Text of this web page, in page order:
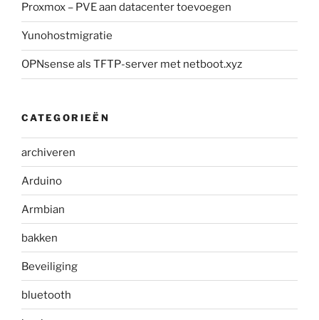
Proxmox – PVE aan datacenter toevoegen
Yunohostmigratie
OPNsense als TFTP-server met netboot.xyz
CATEGORIEËN
archiveren
Arduino
Armbian
bakken
Beveiliging
bluetooth